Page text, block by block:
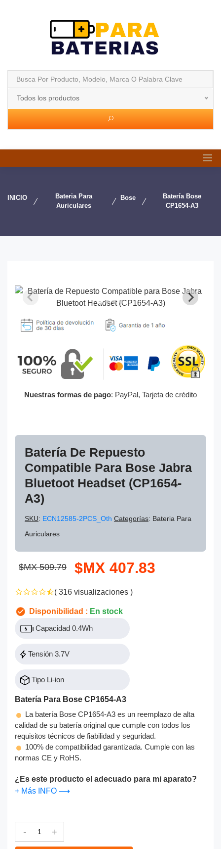
Todos los productos
INICIO
Bateria Para
Auriculares
Bose
Batería Bose
CP1654-A3
Nuestras formas de pago: PayPal, Tarjeta de crédito
Batería De Repuesto
Compatible Para Bose Jabra
Bluetoot Headset (CP1654-
A3)
SKU: ECN12585-2PCS_Oth Categorías: Bateria Para
Auriculares
$MX 509.79 $MX 407.83
( 316 visualizaciones )
Disponibilidad : En stock
Capacidad 0.4Wh
Tensión 3.7V
Tipo Li-ion
Batería Para Bose CP1654-A3
La batería Bose CP1654-A3 es un reemplazo de alta
calidad de su batería original que cumple con todos los
requisitos técnicos de fiabilidad y seguridad.
100% de compatibilidad garantizada. Cumple con las
normas CE y RoHS.
¿Es este producto el adecuado para mi aparato?
+ Más INFO ⟶
- +